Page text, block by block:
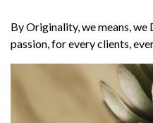
By Originality, we means,
passion, for every clients,